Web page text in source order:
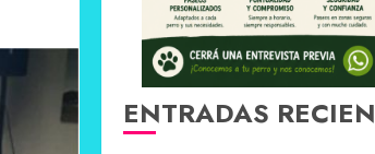
ENTRADAS